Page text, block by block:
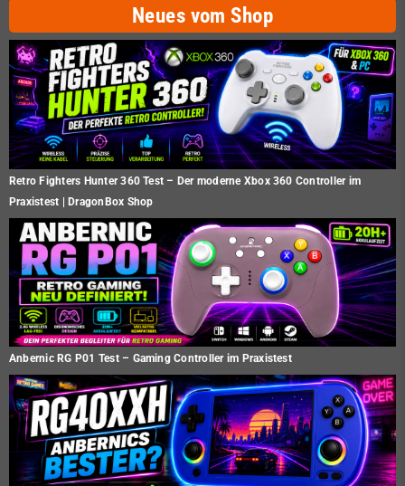
Neues vom Shop
Retro Fighters Hunter 360 Test – Der moderne Xbox 360 Controller im
Praxistest | DragonBox Shop
Anbernic RG P01 Test – Gaming Controller im Praxistest